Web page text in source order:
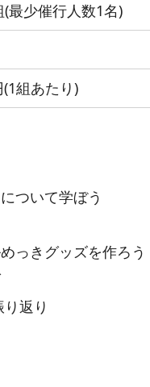
(最少催行人数1名)
組あたり)
ついて学ぼう
っきグッズを作ろう
返り